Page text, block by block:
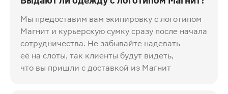
Мы предоставим вам экипировку с логотипом
Магнит и курьерскую сумку сразу после начала
сотрудничества. Не забывайте надевать
её на слоты, так клиенты будут видеть,
что вы пришли с доставкой из Магнит